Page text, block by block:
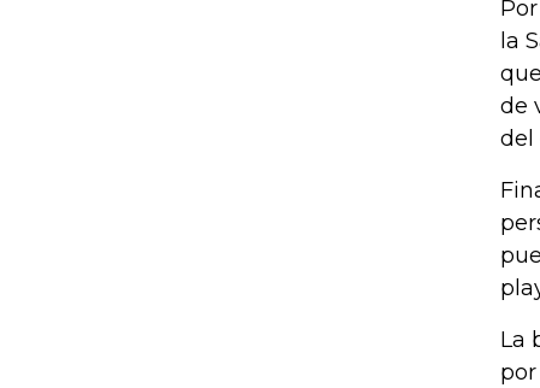
la
de
del
La